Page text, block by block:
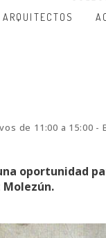
ARQUITECTOS
de 11:00 a 15:00 -
oportunidad